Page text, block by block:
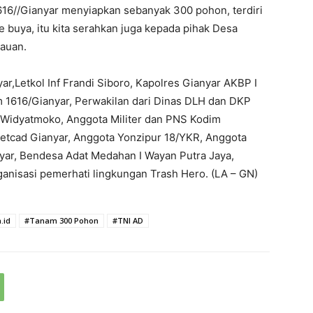
Gianyar menyiapkan sebanyak 300 pohon, terdiri
itu kita serahkan juga kepada pihak Desa
Inf Frandi Siboro, Kapolres Gianyar AKBP I
Gianyar, Perwakilan dari Dinas DLH dan DKP
Anggota Militer dan PNS Kodim
Gianyar, Anggota Yonzipur 18/YKR, Anggota
Bendesa Adat Medahan I Wayan Putra Jaya,
pemerhati lingkungan Trash Hero. (LA – GN)
#Tanam 300 Pohon #TNI AD